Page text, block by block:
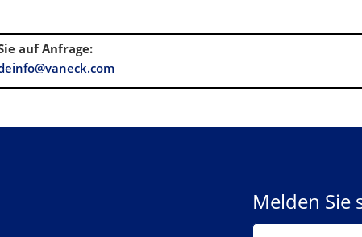
auf Anfrage:
Melden Sie